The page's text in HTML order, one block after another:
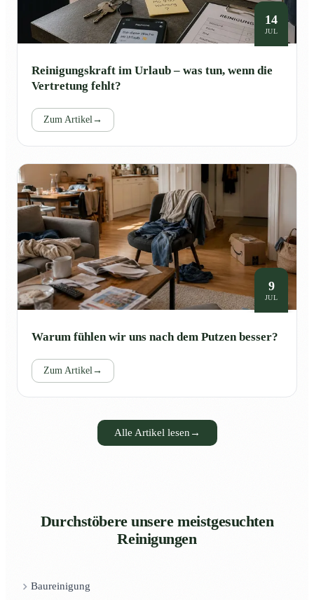
14
JUL
Reinigungskraft im Urlaub – was tun, wenn die
Vertretung fehlt?
Zum Artikel→
9
JUL
Warum fühlen wir uns nach dem Putzen besser?
Zum Artikel→
Alle Artikel lesen →
Durchstöbere unsere meistgesuchten
Reinigungen
Baureinigung